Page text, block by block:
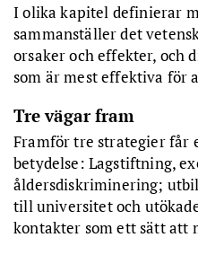
I olika kapitel definierar
sammanställer det
orsaker och effekter, och
som är mest effektiva för
Tre vägar fram
Framför tre strategier får
betydelse: Lagstiftning,
åldersdiskriminering;
till universitet och
kontakter som ett sätt att